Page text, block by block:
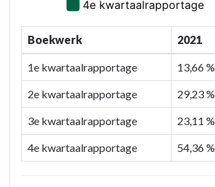
Boekwerk 2021
1e kwartaalrapportage 13,66 %
2e kwartaalrapportage 29,23 %
3e kwartaalrapportage 23,11 %
4e kwartaalrapportage 54,36 %